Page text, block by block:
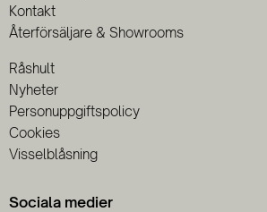
Kontakt
Återförsäljare & Showrooms
Råshult
Nyheter
Personuppgiftspolicy
Cookies
Visselblåsning
Sociala medier